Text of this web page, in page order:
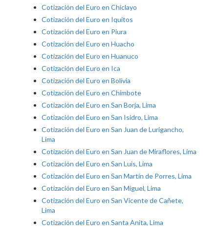
Cotización del Euro en Chiclayo
Cotización del Euro en Iquitos
Cotización del Euro en Piura
Cotización del Euro en Huacho
Cotización del Euro en Huanuco
Cotización del Euro en Ica
Cotización del Euro en Bolivia
Cotización del Euro en Chimbote
Cotización del Euro en San Borja, Lima
Cotización del Euro en San Isidro, Lima
Cotización del Euro en San Juan de Lurigancho,
Lima
Cotización del Euro en San Juan de Miraflores, Lima
Cotización del Euro en San Luis, Lima
Cotización del Euro en San Martín de Porres, Lima
Cotización del Euro en San Miguel, Lima
Cotización del Euro en San Vicente de Cañete,
Lima
Cotización del Euro en Santa Anita, Lima